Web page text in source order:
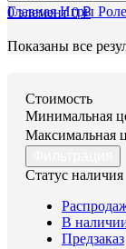
0элемент 0₽
ГлавнаяИгры
Показаны все
Стоимость
Минимальная
Максимальная
Статус наличия
В
Предзаказ